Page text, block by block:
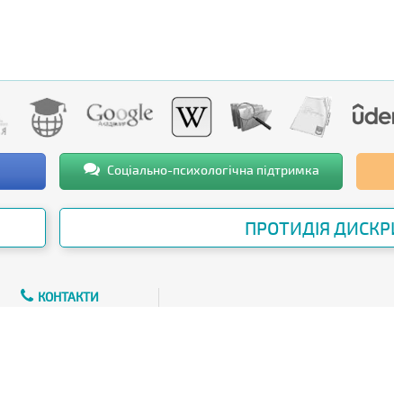
Соціально-психологічна підтримка
ПРОТИДІЯ
КОНТАКТИ